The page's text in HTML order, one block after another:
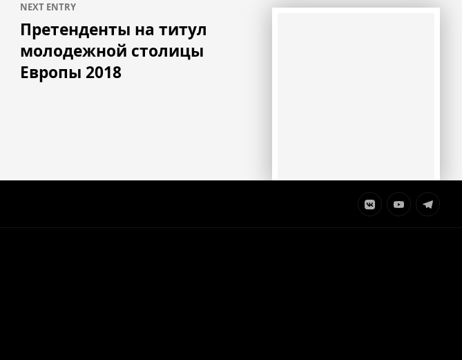
NEXT ENTRY
Претенденты на титул
молодежной столицы
Европы 2018
ЭлементЭлементЭлемент